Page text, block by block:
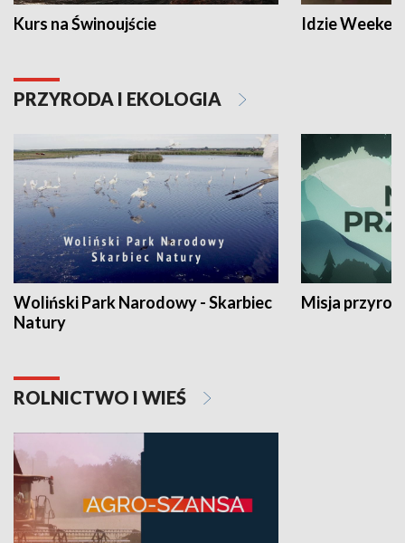
Kurs na Świnoujście Idzie
PRZYRODA I EKOLOGIA
Woliński Park Narodowy - Skarbiec
Natury
Misja
ROLNICTWO I WIEŚ